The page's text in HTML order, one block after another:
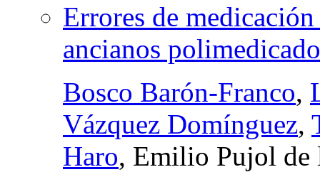
Errores de
ancianos
Bosco Barón-Franco,
Vázquez Domínguez,
Haro, Emilio Pujol de